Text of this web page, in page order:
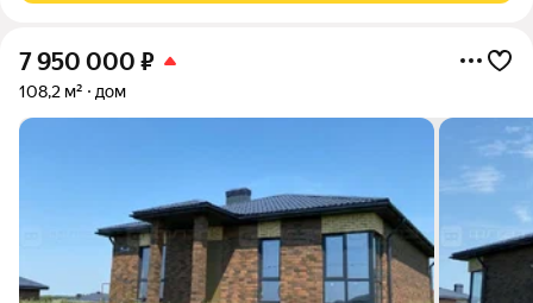
7 950 000 ₽
108,2 м² дом